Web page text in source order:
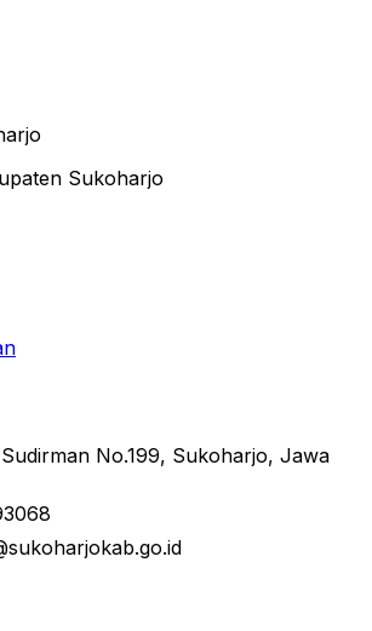
Sukoharjo
No.199, Sukoharjo, Jawa